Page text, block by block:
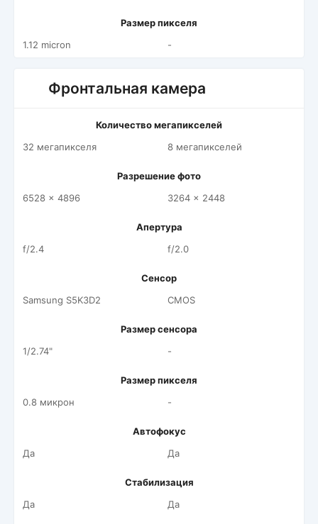
Размер пикселя
1.12 micron
-
Фронтальная камера
Количество мегапикселей
32 мегапикселя
8 мегапикселей
Разрешение фото
6528 x 4896
3264 x 2448
Апертура
f/2.4
f/2.0
Сенсор
Samsung S5K3D2
CMOS
Размер сенсора
1/2.74"
-
Размер пикселя
0.8 микрон
-
Автофокус
Да
Да
Стабилизация
Да
Да